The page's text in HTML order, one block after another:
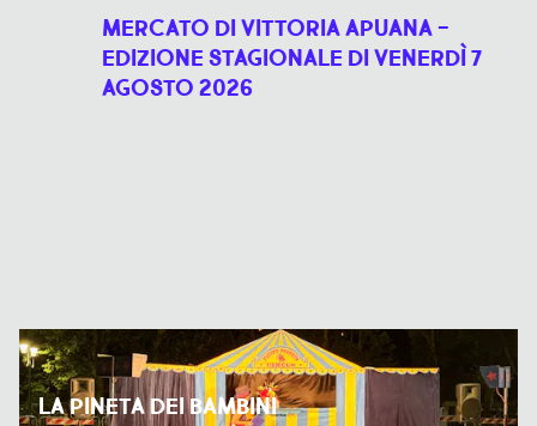
MERCATO DI VITTORIA APUANA -
EDIZIONE STAGIONALE DI VENERDÌ 7
AGOSTO 2026
LA PINETA DEI BAMBINI